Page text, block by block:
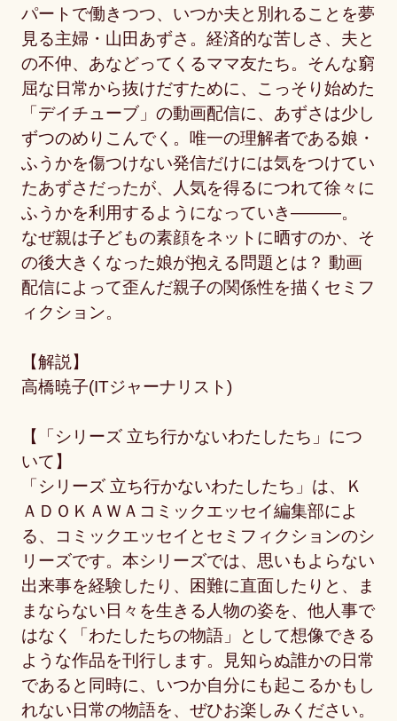
パートで働きつつ、いつか夫と別れることを夢
見る主婦・山田あずさ。経済的な苦しさ、夫と
の不仲、あなどってくるママ友たち。そんな窮
屈な日常から抜けだすために、こっそり始めた
「デイチューブ」の動画配信に、あずさは少し
ずつのめりこんでく。唯一の理解者である娘・
ふうかを傷つけない発信だけには気をつけてい
たあずさだったが、人気を得るにつれて徐々に
ふうかを利用するようになっていき―――。
なぜ親は子どもの素顔をネットに晒すのか、そ
の後大きくなった娘が抱える問題とは？ 動画
配信によって歪んだ親子の関係性を描くセミフ
ィクション。
【解説】
高橋暁子(ITジャーナリスト)
【「シリーズ 立ち行かないわたしたち」につ
いて】
「シリーズ 立ち行かないわたしたち」は、Ｋ
ＡＤＯＫＡＷＡコミックエッセイ編集部によ
る、コミックエッセイとセミフィクションのシ
リーズです。本シリーズでは、思いもよらない
出来事を経験したり、困難に直面したりと、ま
まならない日々を生きる人物の姿を、他人事で
はなく「わたしたちの物語」として想像できる
ような作品を刊行します。見知らぬ誰かの日常
であると同時に、いつか自分にも起こるかもし
れない日常の物語を、ぜひお楽しみください。